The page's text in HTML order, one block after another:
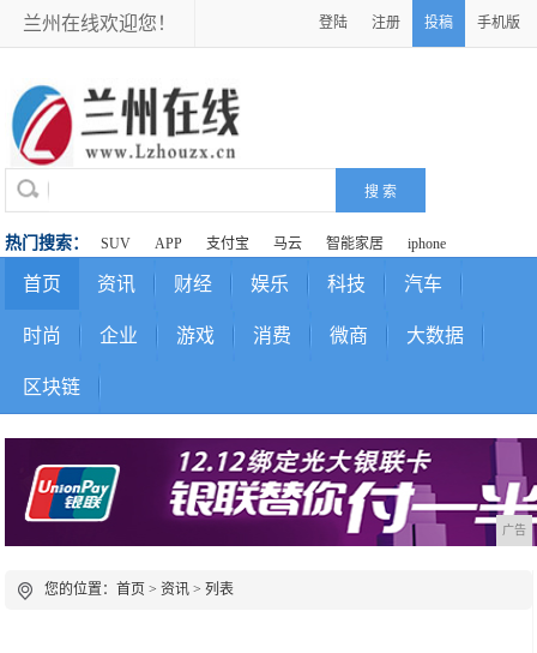
兰州在线欢迎您！ 登陆 注册 投稿 手机版
热门搜索： SUV APP 支付宝 马云 智能家居 iphone
首页 资讯 财经 娱乐 科技 汽车
时尚 企业 游戏 消费 微商 大数据
区块链
广告
您的位置：首页 >资讯 > 列表